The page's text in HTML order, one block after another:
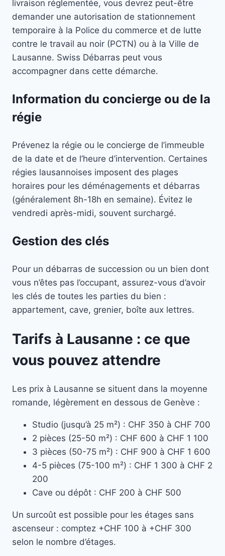
livraison réglementée, vous devrez peut-être
demander une autorisation de stationnement
temporaire à la Police du commerce et de lutte
contre le travail au noir (PCTN) ou à la Ville de
Lausanne. Swiss Débarras peut vous
accompagner dans cette démarche.
Information du concierge ou de la
régie
Prévenez la régie ou le concierge de l’immeuble
de la date et de l’heure d’intervention. Certaines
régies lausannoises imposent des plages
horaires pour les déménagements et débarras
(généralement 8h-18h en semaine). Évitez le
vendredi après-midi, souvent surchargé.
Gestion des clés
Pour un débarras de succession ou un bien dont
vous n’êtes pas l’occupant, assurez-vous d’avoir
les clés de toutes les parties du bien :
appartement, cave, grenier, boîte aux lettres.
Tarifs à Lausanne : ce que
vous pouvez attendre
Les prix à Lausanne se situent dans la moyenne
romande, légèrement en dessous de Genève :
Studio (jusqu’à 25 m²) : CHF 350 à CHF 700
2 pièces (25-50 m²) : CHF 600 à CHF 1 100
3 pièces (50-75 m²) : CHF 900 à CHF 1 600
4-5 pièces (75-100 m²) : CHF 1 300 à CHF 2
200
Cave ou dépôt : CHF 200 à CHF 500
Un surcoût est possible pour les étages sans
ascenseur : comptez +CHF 100 à +CHF 300
selon le nombre d’étages.